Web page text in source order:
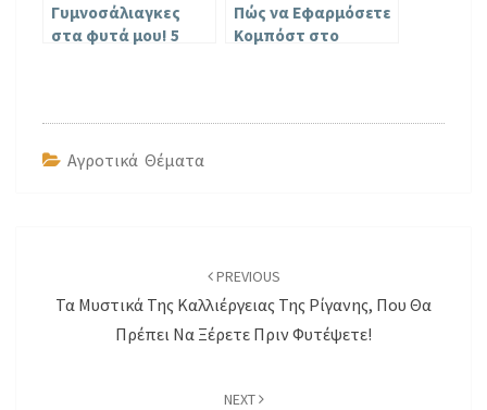
Γυμνοσάλιαγκες
στα φυτά μου! 5
Πώς να Εφαρμόσετε
Κομπόστ στο
Φυτά σας την
Αγροτικά Θέματα
PREVIOUS
Τα Μυστικά Της Καλλιέργειας Της Ρίγανης, Που Θα
Πρέπει Να Ξέρετε Πριν Φυτέψετε!
NEXT